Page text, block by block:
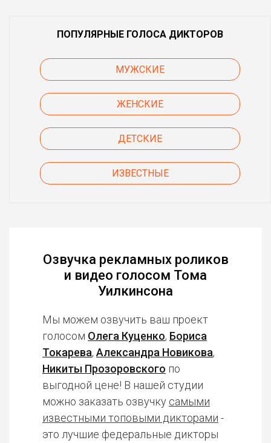
ПОПУЛЯРНЫЕ ГОЛОСА ДИКТОРОВ
МУЖСКИЕ
ЖЕНСКИЕ
ДЕТСКИЕ
ИЗВЕСТНЫЕ
Озвучка рекламных роликов
и видео голосом Тома
Уилкинсона
Мы можем озвучить ваш проект
голосом Олега Куценко, Бориса
Токарева, Александра Новикова,
Никиты Прозоровского по
выгодной цене! В нашей студии
можно заказать озвучку самыми
известными топовыми дикторами -
это лучшие федеральные дикторы